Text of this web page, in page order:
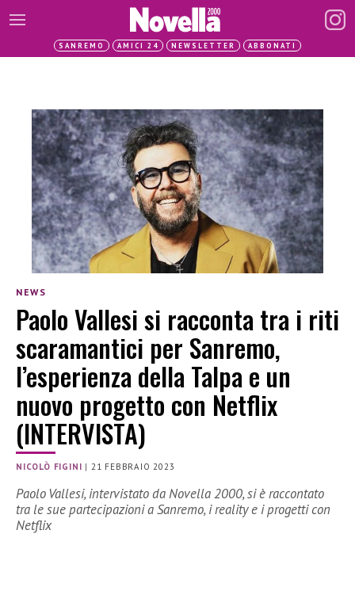
SANREMO AMICI 24 NEWSLETTER ABBONATI
NEWS
Paolo Vallesi si racconta tra i riti
scaramantici per Sanremo,
l’esperienza della Talpa e un
nuovo progetto con Netflix
(INTERVISTA)
NICOLÒ FIGINI | 21 FEBBRAIO 2023
Paolo Vallesi, intervistato da Novella 2000, si è raccontato
tra le sue partecipazioni a Sanremo, i reality e i progetti con
Netflix